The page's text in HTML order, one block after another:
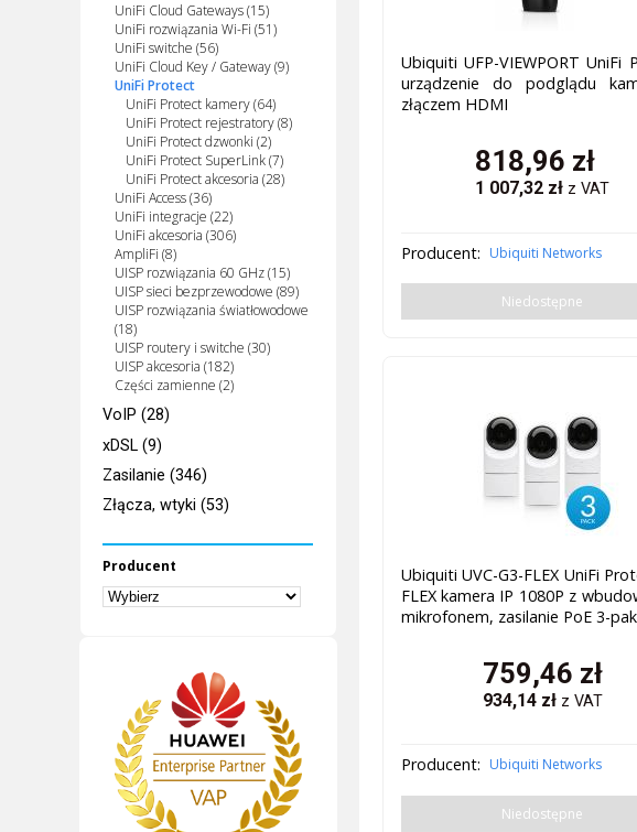
UniFi Cloud Gateways (15)
UniFi rozwiązania Wi-Fi (51)
UniFi switche (56)
UniFi Cloud Key / Gateway (9)
UniFi Protect
UniFi Protect kamery (64)
UniFi Protect rejestratory (8)
UniFi Protect dzwonki (2)
UniFi Protect SuperLink (7)
UniFi Protect akcesoria (28)
UniFi Access (36)
UniFi integracje (22)
UniFi akcesoria (306)
AmpliFi (8)
UISP rozwiązania 60 GHz (15)
UISP sieci bezprzewodowe (89)
UISP rozwiązania światłowodowe
(18)
UISP routery i switche (30)
UISP akcesoria (182)
Części zamienne (2)
VoIP (28)
xDSL (9)
Zasilanie (346)
Złącza, wtyki (53)
Producent
Ubiquiti UFP-VIEWPORT UniFi
urządzenie do podglądu
złączem HDMI
818,96 zł
1 007,32 zł z VAT
Producent: Ubiquiti Networks
Niedostępne
Ubiquiti UVC-G3-FLEX UniFi
FLEX kamera IP 1080P z
mikrofonem, zasilanie PoE 3-pak
759,46 zł
934,14zł z VAT
Producent: Ubiquiti Networks
Niedostępne